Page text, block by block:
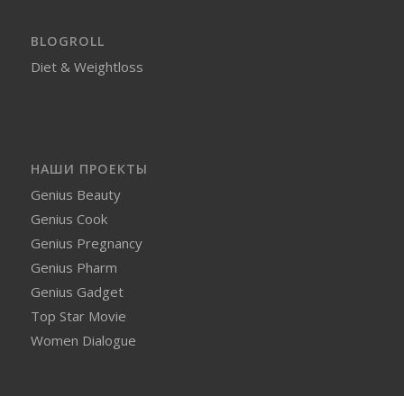
BLOGROLL
Diet & Weightloss
НАШИ ПРОЕКТЫ
Genius Beauty
Genius Cook
Genius Pregnancy
Genius Pharm
Genius Gadget
Top Star Movie
Women Dialogue